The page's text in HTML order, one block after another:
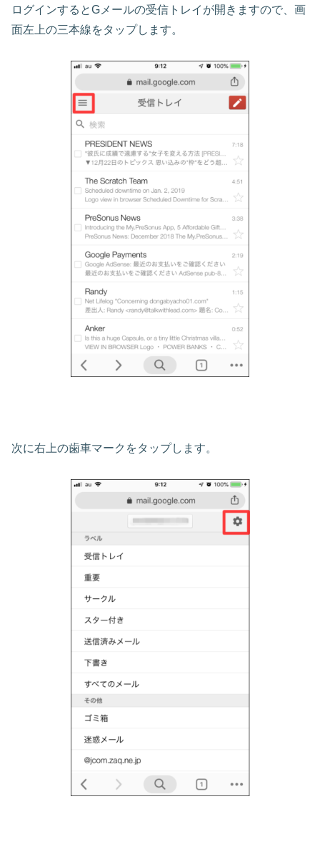
ログインするとGメールの受信トレイが開きますので、画
面左上の三本線をタップします。
次に右上の歯車マークをタップします。